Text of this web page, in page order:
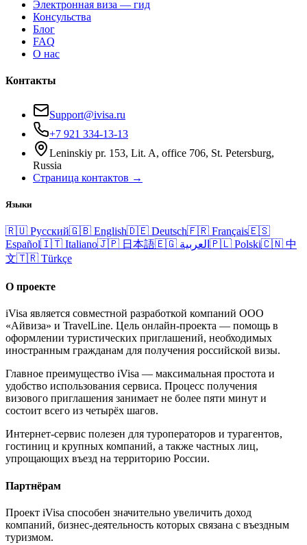
Электронная виза — гид
Консульства
Блог
FAQ
О нас
Контакты
Support@ivisa.ru
+7 921 334-13-13
Leninskiy pr. 153, Lit. A, office 706, St. Petersburg,
Russia
Страница контактов →
Языки
🇷🇺 Русский🇬🇧 English🇩🇪 Deutsch🇫🇷 Français🇪🇸
Español🇮🇹 Italiano🇯🇵 日本語🇪🇬 العربية 🇵🇱 Polski🇨🇳 中
文🇹🇷 Türkçe
О проекте
iVisa является совместной разработкой компаний ООО
«Айвиза» и TravelLine. Цель онлайн-проекта — помощь в
оформлении туристических приглашений, необходимых
иностранным гражданам для получения российской визы.
Главное преимущество iVisa — максимальная простота и
удобство использования сервиса. Процесс получения
визового приглашения занимает не более пяти минут и
состоит всего из четырёх шагов.
Интернет-сервис полезен для туроператоров и турагентов,
гостиниц и крупных компаний, а также частных лиц,
упрощающих въезд на территорию России.
Партнёрам
Проект iVisa способен значительно увеличить доход
компаний, бизнес-деятельность которых связана с въездным
туризмом.